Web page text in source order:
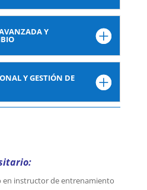
Y
Y GESTIÓN DE
instructor de entrenamiento